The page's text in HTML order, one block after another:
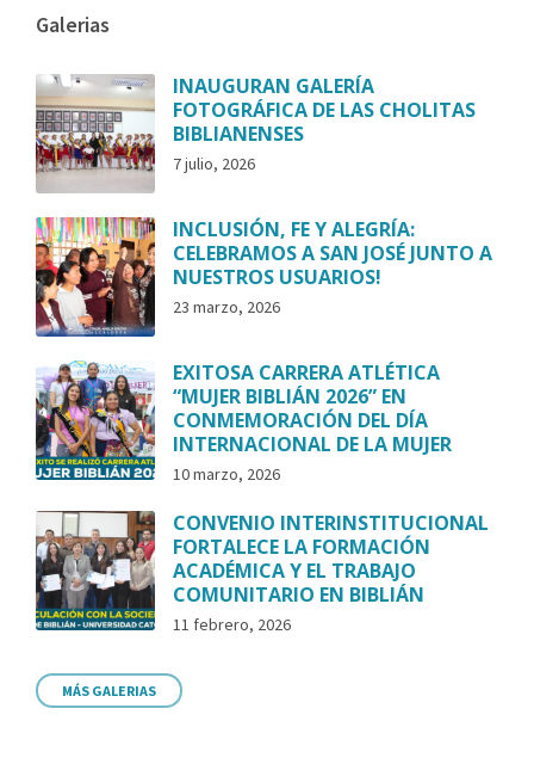
Galerias
INAUGURAN GALERÍA
FOTOGRÁFICA DE LAS CHOLITAS
BIBLIANENSES
7 julio, 2026
INCLUSIÓN, FE Y ALEGRÍA:
CELEBRAMOS A SAN JOSÉ JUNTO A
NUESTROS USUARIOS!
23 marzo, 2026
EXITOSA CARRERA ATLÉTICA
“MUJER BIBLIÁN 2026” EN
CONMEMORACIÓN DEL DÍA
INTERNACIONAL DE LA MUJER
10 marzo, 2026
CONVENIO INTERINSTITUCIONAL
FORTALECE LA FORMACIÓN
ACADÉMICA Y EL TRABAJO
COMUNITARIO EN BIBLIÁN
11 febrero, 2026
MÁS GALERIAS